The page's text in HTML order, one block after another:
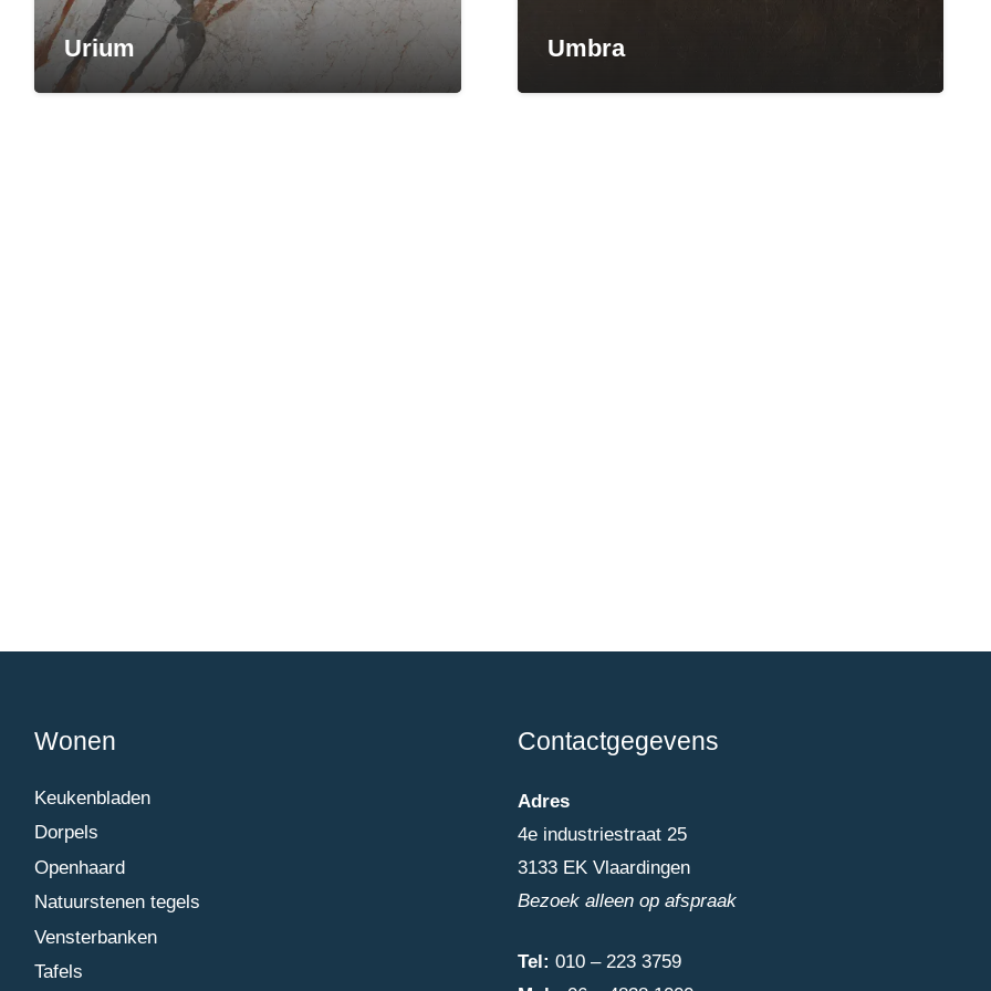
Urium Umbra
Wonen
Keukenbladen
Dorpels
Openhaard
Natuurstenen tegels
Vensterbanken
Tafels
Contactgegevens
Adres
4e industriestraat 25
3133 EK Vlaardingen
Bezoek alleen op afspraak
Tel: 010 – 223 3759